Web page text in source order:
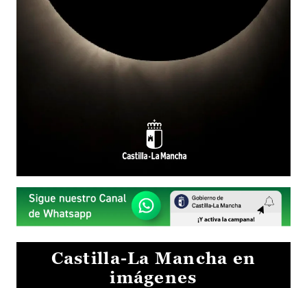
Castilla-La Mancha en
imágenes